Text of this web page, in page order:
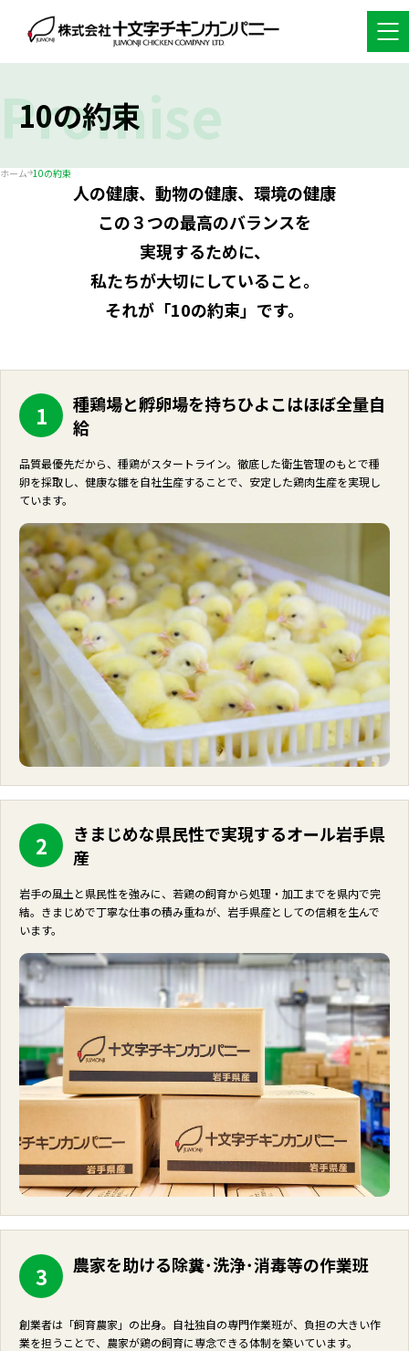
10の約束
Promise
ホーム 10の約束
人の健康、動物の健康、環境の健康
この３つの最高のバランスを
実現するために、
私たちが大切にしていること。
それが「10の約束」です。
1
種鶏場と孵卵場を持ちひよこはほぼ全量自
給
品質最優先だから、種鶏がスタートライン。徹底した衛生管理のもとで種
卵を採取し、健康な雛を自社生産することで、安定した鶏肉生産を実現し
ています。
2
きまじめな県民性で実現するオール岩手県
産
岩手の風土と県民性を強みに、若鶏の飼育から処理・加工までを県内で完
結。きまじめで丁寧な仕事の積み重ねが、岩手県産としての信頼を生んで
います。
3 農家を助ける除糞･洗浄･消毒等の作業班
創業者は「飼育農家」の出身。自社独自の専門作業班が、負担の大きい作
業を担うことで、農家が鶏の飼育に専念できる体制を築いています。